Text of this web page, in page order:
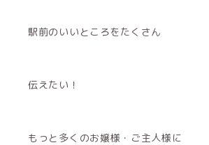
駅前のいいところをたくさん
伝えたい！
もっと多くのお嬢様・ご主人様に